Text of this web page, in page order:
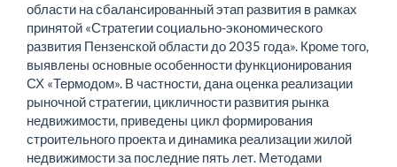
области на сбалансированный этап развития в рам­ках
принятой «Стратегии социально-экономического
развития Пензенской области до 2035 года». Кроме того,
выявлены основ­ные особенности функционирования
СХ «Термодом». В частно­сти, дана оценка реализации
рыночной стратегии, цикличности развития рынка
недвижимости, приведены цикл формирования
строительного проекта и динамика реализации жилой
недвижи­мости за последние пять лет. Методами